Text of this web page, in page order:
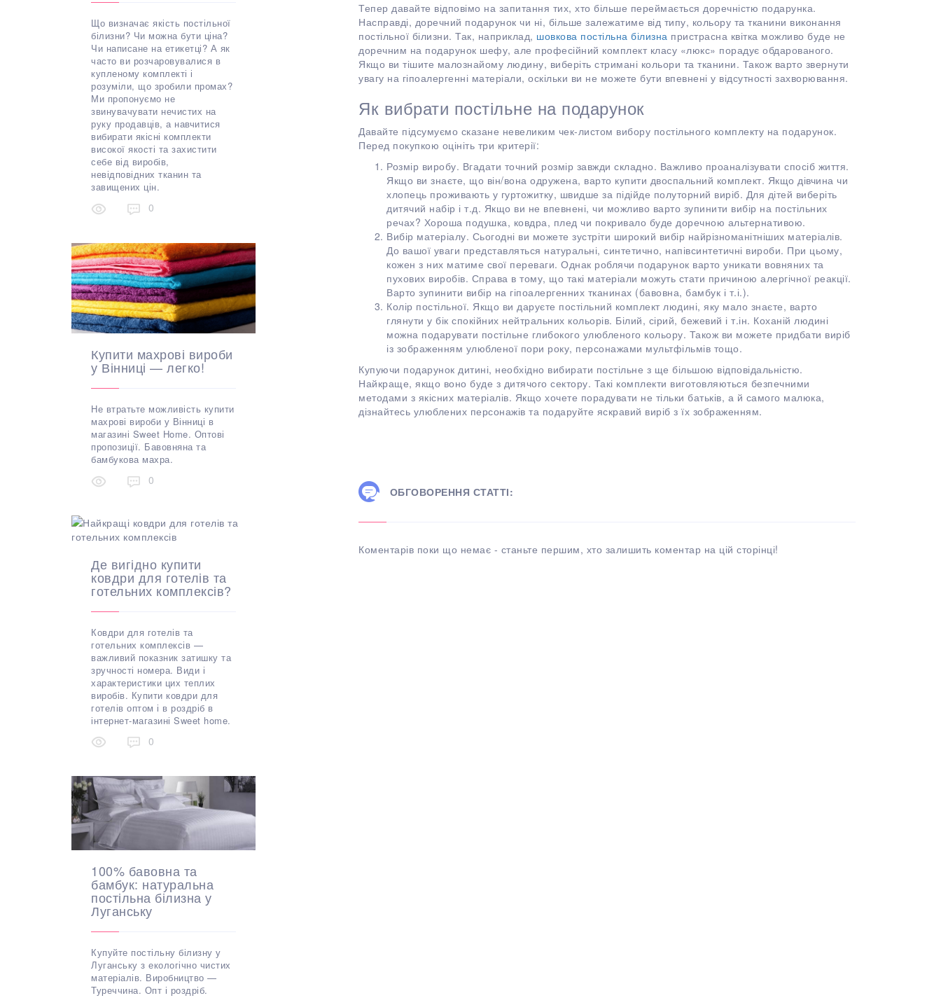
Тепер давайте відповімо на запитання тих, хто більше переймається доречністю подарунка.
Насправді, доречний подарунок чи ні, більше залежатиме від типу, кольору та тканини виконання
постільної білизни. Так, наприклад, шовкова постільна білизна пристрасна квітка можливо буде не
доречним на подарунок шефу, але професійний комплект класу «люкс» порадує обдарованого.
Якщо ви тішите малознайому людину, виберіть стримані кольори та тканини. Також варто звернути
увагу на гіпоалергенні матеріали, оскільки ви не можете бути впевнені у відсутності захворювання.
Як вибрати постільне на подарунок
Давайте підсумуємо сказане невеликим чек-листом вибору постільного комплекту на подарунок.
Перед покупкою оцініть три критерії:
Розмір виробу. Вгадати точний розмір завжди складно. Важливо проаналізувати спосіб життя.
Якщо ви знаєте, що він/вона одружена, варто купити двоспальний комплект. Якщо дівчина чи
хлопець проживають у гуртожитку, швидше за підійде полуторний виріб. Для дітей виберіть
дитячий набір і т.д. Якщо ви не впевнені, чи можливо варто зупинити вибір на постільних
речах? Хороша подушка, ковдра, плед чи покривало буде доречною альтернативою.
Вибір матеріалу. Сьогодні ви можете зустріти широкий вибір найрізноманітніших матеріалів.
До вашої уваги представляться натуральні, синтетично, напівсинтетичні вироби. При цьому,
кожен з них матиме свої переваги. Однак роблячи подарунок варто уникати вовняних та
пухових виробів. Справа в тому, що такі матеріали можуть стати причиною алергічної реакції.
Варто зупинити вибір на гіпоалергенних тканинах (бавовна, бамбук і т.і.).
Колір постільної. Якщо ви даруєте постільний комплект людині, яку мало знаєте, варто
глянути у бік спокійних нейтральних кольорів. Білий, сірий, бежевий і т.ін. Коханій людині
можна подарувати постільне глибокого улюбленого кольору. Також ви можете придбати виріб
із зображенням улюбленої пори року, персонажами мультфільмів тощо.
Купуючи подарунок дитині, необхідно вибирати постільне з ще більшою відповідальністю.
Найкраще, якщо воно буде з дитячого сектору. Такі комплекти виготовляються безпечними
методами з якісних матеріалів. Якщо хочете порадувати не тільки батьків, а й самого малюка,
дізнайтесь улюблених персонажів та подаруйте яскравий виріб з їх зображенням.
ОБГОВОРЕННЯ СТАТТІ:
Коментарів поки що немає - станьте першим, хто залишить коментар на цій сторінці!
Що визначає якість постільної
білизни? Чи можна бути ціна?
Чи написане на етикетці? А як
часто ви розчаровувалися в
купленому комплекті і
розуміли, що зробили промах?
Ми пропонуємо не
звинувачувати нечистих на
руку продавців, а навчитися
вибирати якісні комплекти
високої якості та захистити
себе від виробів,
невідповідних тканин та
завищених цін.
0
Купити махрові вироби
у Вінниці — легко!
Не втратьте можливість купити
махрові вироби у Вінниці в
магазині Sweet Home. Оптові
пропозиції. Бавовняна та
бамбукова махра.
0
Де вигідно купити
ковдри для готелів та
готельних комплексів?
Ковдри для готелів та
готельних комплексів —
важливий показник затишку та
зручності номера. Види і
характеристики цих теплих
виробів. Купити ковдри для
готелів оптом і в роздріб в
інтернет-магазині Sweet home.
0
100% бавовна та
бамбук: натуральна
постільна білизна у
Луганську
Купуйте постільну білизну у
Луганську з екологічно чистих
матеріалів. Виробництво —
Туреччина. Опт і роздріб.